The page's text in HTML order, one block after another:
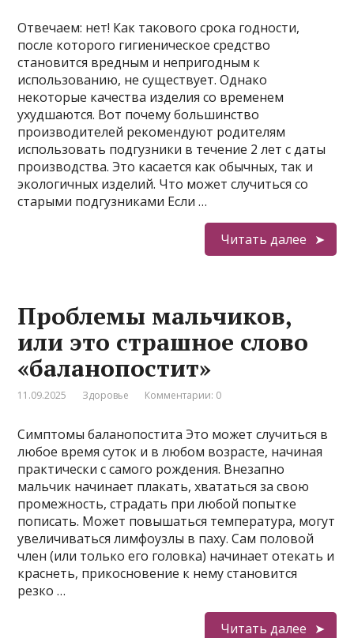
Отвечаем: нет! Как такового срока годности,
после которого гигиеническое средство
становится вредным и непригодным к
использованию, не существует. Однако
некоторые качества изделия со временем
ухудшаются. Вот почему большинство
производителей рекомендуют родителям
использовать подгузники в течение 2 лет с даты
производства. Это касается как обычных, так и
экологичных изделий. Что может случиться со
старыми подгузниками Если …
Читать далее
Проблемы мальчиков,
или это страшное слово
«баланопостит»
11.09.2025 Здоровье Комментарии: 0
Симптомы баланопостита Это может случиться в
любое время суток и в любом возрасте, начиная
практически с самого рождения. Внезапно
мальчик начинает плакать, хвататься за свою
промежность, страдать при любой попытке
пописать. Может повышаться температура, могут
увеличиваться лимфоузлы в паху. Сам половой
член (или только его головка) начинает отекать и
краснеть, прикосновение к нему становится
резко …
Читать далее